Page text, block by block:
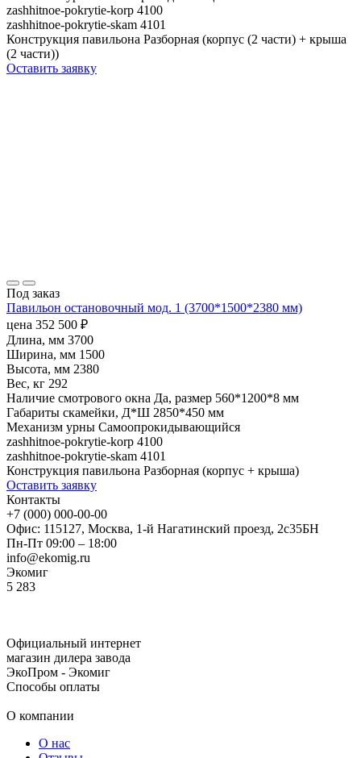
zashhitnoe-pokrytie-korp 4100
zashhitnoe-pokrytie-skam 4101
Конструкция павильона Разборная (корпус (2 части) + крыша
(2 части))
Оставить заявку
Под заказ
Павильон остановочный мод. 1 (3700*1500*2380 мм)
цена 352 500 ₽
Длина, мм 3700
Ширина, мм 1500
Высота, мм 2380
Вес, кг 292
Наличие смотрового окна Да, размер 560*1200*8 мм
Габариты скамейки, Д*Ш 2850*450 мм
Механизм урны Самоопрокидывающийся
zashhitnoe-pokrytie-korp 4100
zashhitnoe-pokrytie-skam 4101
Конструкция павильона Разборная (корпус + крыша)
Оставить заявку
Контакты
+7 (000) 000-00-00
Офис: 115127, Москва, 1-й Нагатинский проезд, 2с35БН
Пн-Пт 09:00 – 18:00
info@ekomig.ru
Экомиг
5 283
Официальный интернет
магазин дилера завода
ЭкоПром - Экомиг
Способы оплаты
О компании
О нас